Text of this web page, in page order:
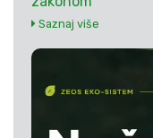
Saznaj više